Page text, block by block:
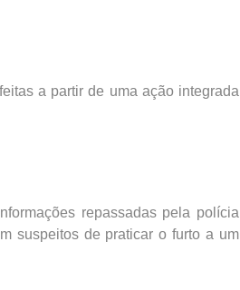
a partir de uma ação integrada
repassadas pela polícia
suspeitos de praticar o furto a um